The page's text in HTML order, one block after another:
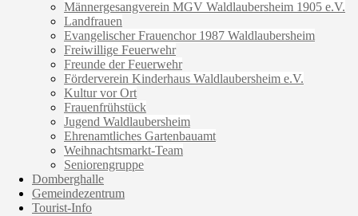
Männergesangverein MGV Waldlaubersheim 1905 e.V.
Landfrauen
Evangelischer Frauenchor 1987 Waldlaubersheim
Freiwillige Feuerwehr
Freunde der Feuerwehr
Förderverein Kinderhaus Waldlaubersheim e.V.
Kultur vor Ort
Frauenfrühstück
Jugend Waldlaubersheim
Ehrenamtliches Gartenbauamt
Weihnachtsmarkt-Team
Seniorengruppe
Domberghalle
Gemeindezentrum
Tourist-Info